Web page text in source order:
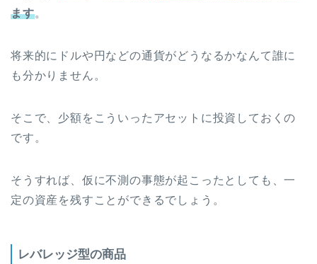
ます。
将来的にドルや円などの通貨がどうなるかなんて誰に
も分かりません。
そこで、少額をこういったアセットに投資しておくの
です。
そうすれば、仮に不測の事態が起こったとしても、一
定の資産を残すことができるでしょう。
レバレッジ型の商品